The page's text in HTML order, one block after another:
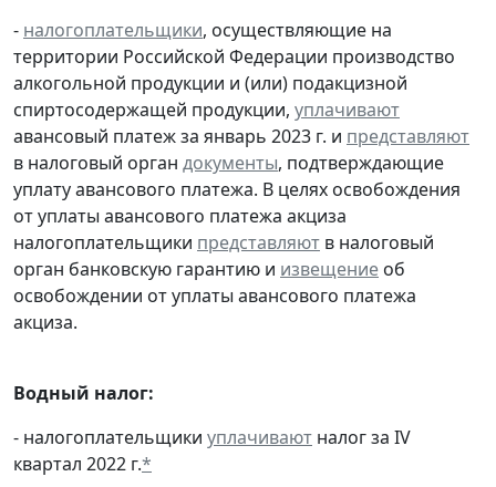
- налогоплательщики, осуществляющие на
территории Российской Федерации производство
алкогольной продукции и (или) подакцизной
спиртосодержащей продукции, уплачивают
авансовый платеж за январь 2023 г. и представляют
в налоговый орган документы, подтверждающие
уплату авансового платежа. В целях освобождения
от уплаты авансового платежа акциза
налогоплательщики представляют в налоговый
орган банковскую гарантию и извещение об
освобождении от уплаты авансового платежа
акциза.
Водный налог:
- налогоплательщики уплачивают налог за IV
квартал 2022 г.*